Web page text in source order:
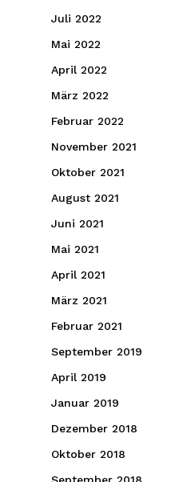
Juli 2022
Mai 2022
April 2022
März 2022
Februar 2022
November 2021
Oktober 2021
August 2021
Juni 2021
Mai 2021
April 2021
März 2021
Februar 2021
September 2019
April 2019
Januar 2019
Dezember 2018
Oktober 2018